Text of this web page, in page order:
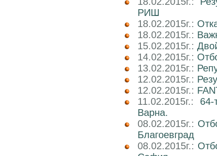
РИШ
18.02.2015г.:
18.02.2015г.:
15.02.2015г.:
14.02.2015г.:
13.02.2015г.:
12.02.2015г.:
12.02.2015г.:
11.02.2015г.:
Варна.
08.02.2015г.:
Благоевград
08.02.2015г.: